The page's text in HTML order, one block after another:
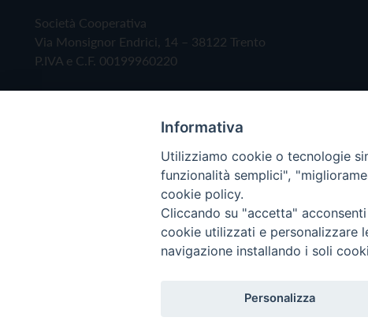
Società Cooperativa
Via Monsignor Endrici, 14 – 38122 Trento
P.IVA e C.F. 00199960220
Copyright © 2019 - Tutti i diritti riservati - Vita
Informativa
Utilizziamo cookie o tecnologie
funzionalità semplici",
cookie policy.
Cliccando su "accetta"
cookie utilizzati e personalizzare
navigazione installando i soli
Personalizza